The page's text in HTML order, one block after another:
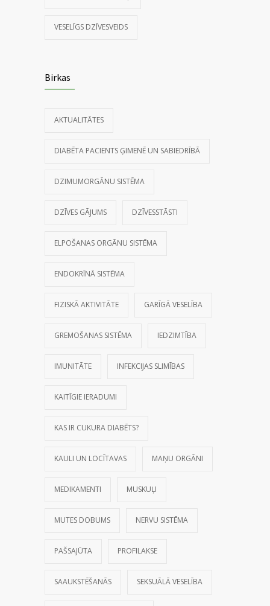
VESELĪGS DZĪVESVEIDS
Birkas
AKTUALITĀTES
DIABĒTA PACIENTS ĢIMENĒ UN SABIEDRĪBĀ
DZIMUMORGĀNU SISTĒMA
DZĪVES GĀJUMS DZĪVESSTĀSTI
ELPOŠANAS ORGĀNU SISTĒMA
ENDOKRĪNĀ SISTĒMA
FIZISKĀ AKTIVITĀTE GARĪGĀ VESELĪBA
GREMOŠANAS SISTĒMA IEDZIMTĪBA
IMUNITĀTE INFEKCIJAS SLIMĪBAS
KAITĪGIE IERADUMI
KAS IR CUKURA DIABĒTS?
KAULI UN LOCĪTAVAS MAŅU ORGĀNI
MEDIKAMENTI MUSKUĻI
MUTES DOBUMS NERVU SISTĒMA
PAŠSAJŪTA PROFILAKSE
SAAUKSTĒŠANĀS SEKSUĀLĀ VESELĪBA